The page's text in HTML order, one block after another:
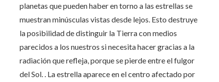
planetas que pueden haber en torno a las estrellas se
muestran minúsculas vistas desde lejos. Esto destruye
la posibilidad de distinguir la Tierra con medios
parecidos a los nuestros si necesita hacer gracias a la
radiación que refleja, porque se pierde entre el fulgor
del Sol. . La estrella aparece en el centro afectado por